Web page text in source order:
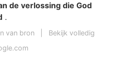
de verlossing die God
.
van bron
Bekijk volledig